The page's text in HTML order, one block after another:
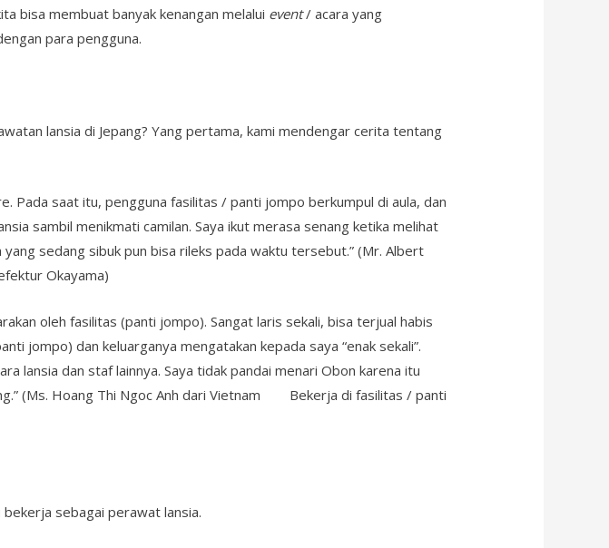
bisa membuat banyak kenangan melalui event/ acara yang
para pengguna.
lansia di Jepang? Yang pertama, kami mendengar cerita tentang
Pada saat itu, pengguna fasilitas / panti jompo berkumpul di aula, dan
sambil menikmati camilan. Saya ikut merasa senang ketika melihat
sedang sibuk pun bisa rileks pada waktu tersebut.” (Mr. Albert
Okayama)
oleh fasilitas (panti jompo). Sangat laris sekali, bisa terjual habis
jompo) dan keluarganya mengatakan kepada saya “enak sekali”.
lansia dan staf lainnya. Saya tidak pandai menari Obon karena itu
(Ms. Hoang Thi Ngoc Anh dari Vietnam Bekerja di fasilitas / panti
sebagai perawat lansia.